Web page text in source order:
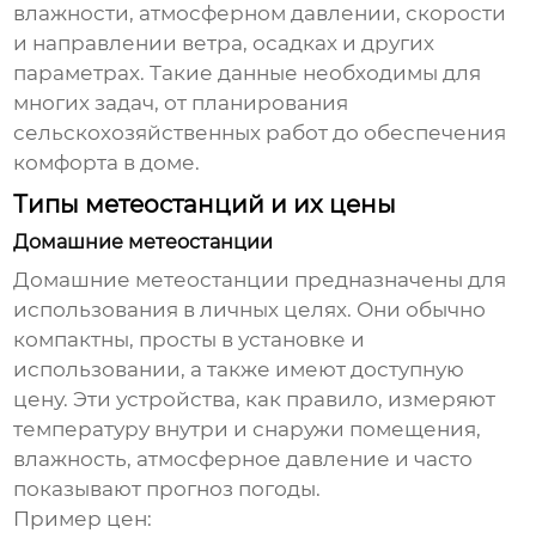
влажности, атмосферном давлении, скорости
и направлении ветра, осадках и других
параметрах. Такие данные необходимы для
многих задач, от планирования
сельскохозяйственных работ до обеспечения
комфорта в доме.
Типы метеостанций и их цены
Домашние метеостанции
Домашние метеостанции предназначены для
использования в личных целях. Они обычно
компактны, просты в установке и
использовании, а также имеют доступную
цену. Эти устройства, как правило, измеряют
температуру внутри и снаружи помещения,
влажность, атмосферное давление и часто
показывают прогноз погоды.
Пример цен: